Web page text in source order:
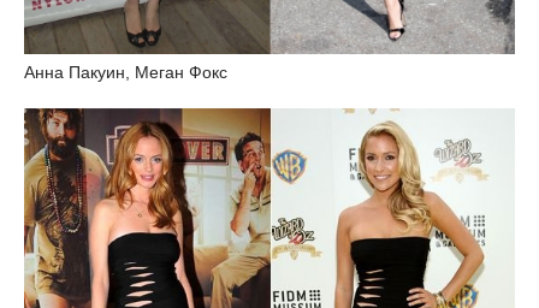
Анна Пакуин, Меган Фокс